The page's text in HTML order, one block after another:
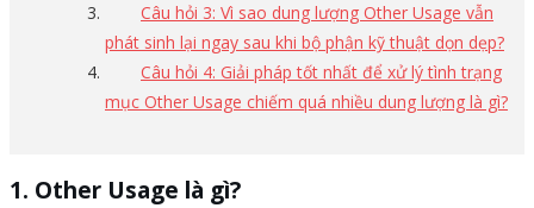
Câu hỏi 3: Vì sao dung lượng Other Usage vẫn
phát sinh lại ngay sau khi bộ phận kỹ thuật dọn dẹp?
Câu hỏi 4: Giải pháp tốt nhất để xử lý tình trạng
mục Other Usage chiếm quá nhiều dung lượng là gì?
Other Usage là gì?